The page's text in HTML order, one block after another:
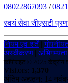
08022867093 /
स्वयं सेवा जीएसटी
नियम एवं शर्तें|
अस्वीकरण |
कॉपीराइट © 2025 केंद्रीय
Visitors: 1,370
अंतिम अद्यतन: 14